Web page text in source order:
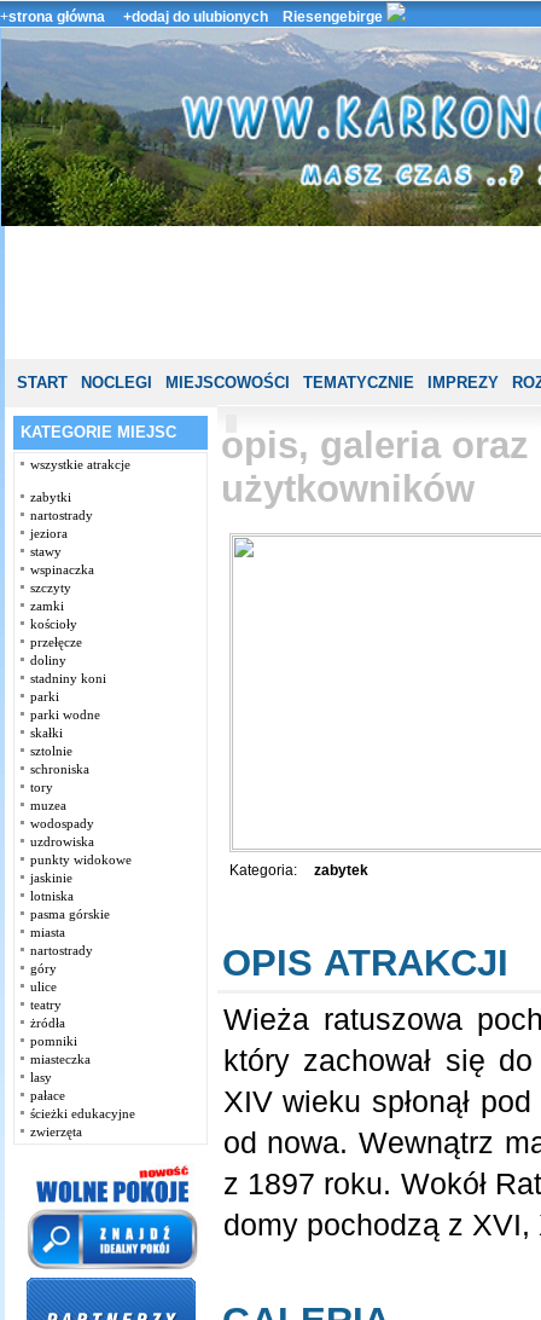
+strona główna +dodaj do ulubionych Riesengebirge
START NOCLEGI MIEJSCOWOŚCI TEMATYCZNIE IMPREZY
KATEGORIE MIEJSC
wszystkie atrakcje
zabytki
nartostrady
jeziora
stawy
wspinaczka
szczyty
zamki
kościoły
przełęcze
doliny
stadniny koni
parki
parki wodne
skałki
sztolnie
schroniska
tory
muzea
wodospady
uzdrowiska
punkty widokowe
jaskinie
lotniska
pasma górskie
miasta
nartostrady
góry
ulice
teatry
żródła
pomniki
miasteczka
lasy
pałace
ścieżki edukacyjne
zwierzęta
opis, galeria oraz
użytkowników
Kategoria: zabytek
OPIS ATRAKCJI
Wieża ratuszowa
który zachował się
XIV wieku spłonął
od nowa. Wewnątrz
z 1897 roku. Wokół
domy pochodzą z